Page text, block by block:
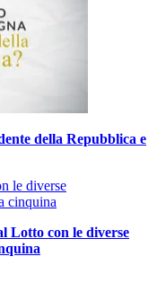
della Repubblica e
Lotto con le diverse